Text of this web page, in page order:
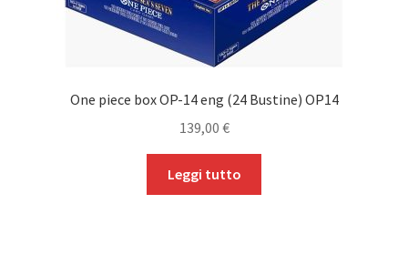
One piece box OP-14 eng (24 Bustine) OP14
139,00 €
Leggi tutto